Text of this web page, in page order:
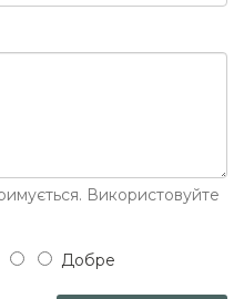
Використовуйте
Добре